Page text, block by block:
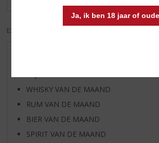
Ja, ik ben 18 jaar of
EXCL. BTW
WHISKY VAN DE MAAND
RUM VAN DE MAAND
BIER VAN DE MAAND
SPIRIT VAN DE MAAND